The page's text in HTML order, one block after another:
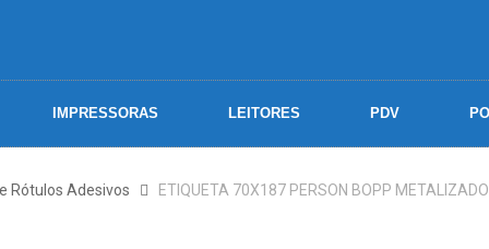
IMPRESSORAS LEITORES PDV
Rótulos Adesivos ETIQUETA 70X187 PERSON BOPP